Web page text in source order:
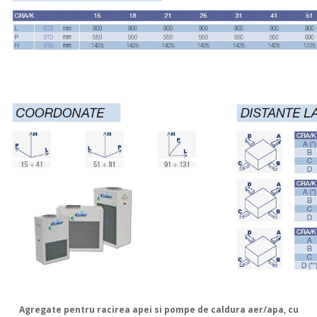
Agregate pentru racirea apei si pompe de caldura aer/apa, cu